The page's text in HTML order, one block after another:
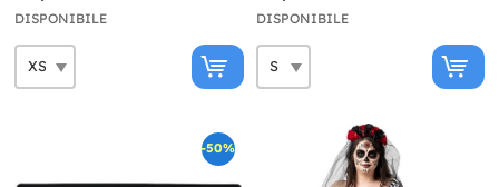
DISPONIBILE DISPONIBILE
-50%